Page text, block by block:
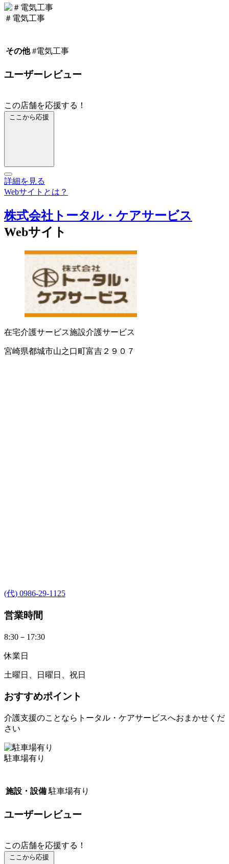
＃電気工事
その他 #電気工事
ユーザーレビュー
この店舗を応援する！
ここから応援
詳細を見る
Webサイトとは？
株式会社トータル・ケアサービス
Webサイト
在宅介護サービス施設介護サービス
宮崎県都城市山之口町富吉２９０７
(代) 0986-29-1125
営業時間
8:30－17:30
休業日
土曜日、日曜日、祝日
おすすめポイント
介護支援のことならトータル・ケアサービスへおまかせくだ
さい
駐車場有り
施設・設備 駐車場有り
ユーザーレビュー
この店舗を応援する！
ここから応援